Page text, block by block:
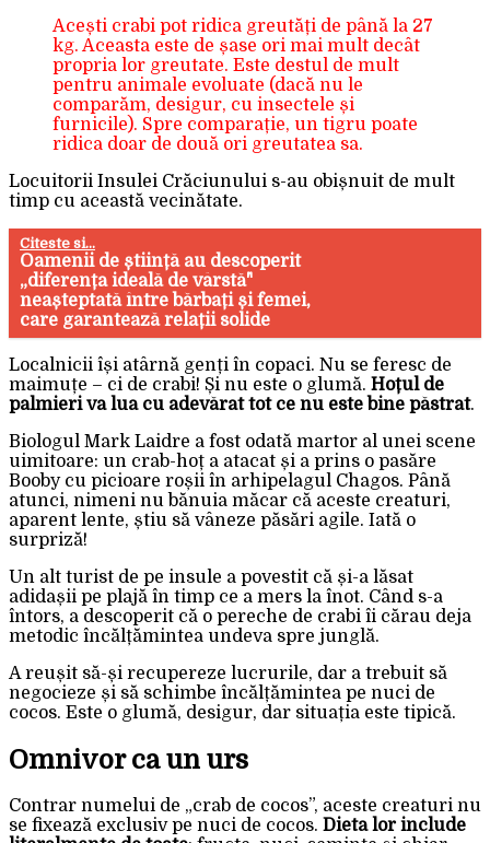
Acești crabi pot ridica greutăți de până la 27
kg. Aceasta este de șase ori mai mult decât
propria lor greutate. Este destul de mult
pentru animale evoluate (dacă nu le
comparăm, desigur, cu insectele și
furnicile). Spre comparație, un tigru poate
ridica doar de două ori greutatea sa.
Locuitorii Insulei Crăciunului s-au obișnuit de mult
timp cu această vecinătate.
Citeste si...
Oamenii de știință au descoperit
„diferența ideală de vârstă"
neașteptată între bărbați și femei,
care garantează relații solide
Localnicii își atârnă genți în copaci. Nu se feresc de
maimuțe – ci de crabi! Și nu este o glumă. Hoțul de
palmieri va lua cu adevărat tot ce nu este bine păstrat.
Biologul Mark Laidre a fost odată martor al unei scene
uimitoare: un crab-hoț a atacat și a prins o pasăre
Booby cu picioare roșii în arhipelagul Chagos. Până
atunci, nimeni nu bănuia măcar că aceste creaturi,
aparent lente, știu să vâneze păsări agile. Iată o
surpriză!
Un alt turist de pe insule a povestit că și-a lăsat
adidașii pe plajă în timp ce a mers la înot. Când s-a
întors, a descoperit că o pereche de crabi îi cărau deja
metodic încălțămintea undeva spre junglă.
A reușit să-și recupereze lucrurile, dar a trebuit să
negocieze și să schimbe încălțămintea pe nuci de
cocos. Este o glumă, desigur, dar situația este tipică.
Omnivor ca un urs
Contrar numelui de „crab de cocos”, aceste creaturi nu
se fixează exclusiv pe nuci de cocos. Dieta lor include